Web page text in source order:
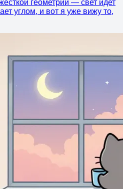
геометрии — свет идет
углом, и вот я уже вижу то,